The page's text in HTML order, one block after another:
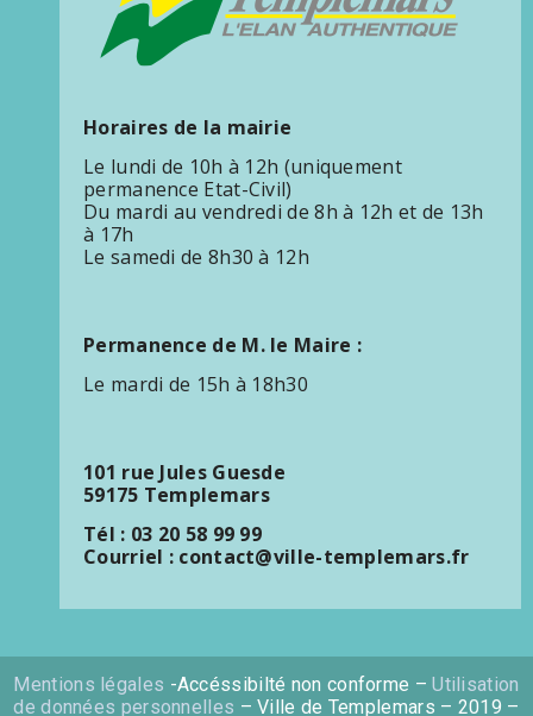
Horaires de la mairie
Le lundi de 10h à 12h (uniquement
permanence Etat-Civil)
Du mardi au vendredi de 8h à 12h et de 13h
à 17h
Le samedi de 8h30 à 12h
Permanence de M. le Maire :
Le mardi de 15h à 18h30
101 rue Jules Guesde
59175 Templemars
Tél : 03 20 58 99 99
Courriel : contact@ville-templemars.fr
Mentions légales -Accéssibilté non conforme –Utilisation
de données personnelles – Ville de Templemars – 2019 –